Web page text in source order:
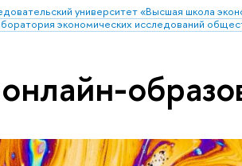
университет «Высшая школа
экономических исследований